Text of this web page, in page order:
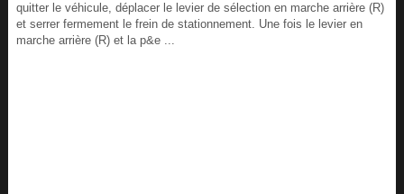
quitter le véhicule, déplacer le levier de sélection en marche arrière (R)
et serrer fermement le frein de stationnement. Une fois le levier en
marche arrière (R) et la p&e ...